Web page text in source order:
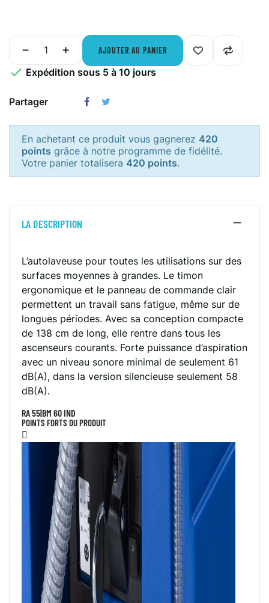
AJOUTER AU PANIER
 Expédition sous 5 à 10 jours
Partager
En achetant ce produit vous gagnerez 420
points grâce à notre programme de fidélité.
Votre panier totalisera 420 points.
LA DESCRIPTION
L’autolaveuse pour toutes les utilisations sur des
surfaces moyennes à grandes. Le timon
ergonomique et le panneau de commande clair
permettent un travail sans fatigue, même sur de
longues périodes. Avec sa conception compacte
de 138 cm de long, elle rentre dans tous les
ascenseurs courants. Forte puissance d’aspiration
avec un niveau sonore minimal de seulement 61
dB(A), dans la version silencieuse seulement 58
dB(A).
RA 55|BM 60 IND
POINTS FORTS DU PRODUIT